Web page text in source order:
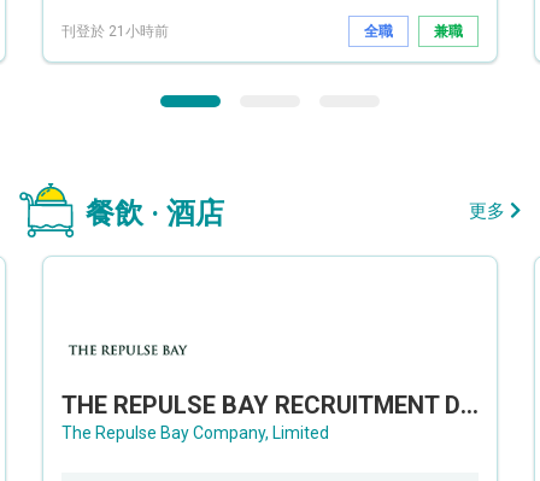
刊登於 21小時前 全職 兼職
餐飲 · 酒店 更多
THE REPULSE BAY RECRUITMENT DAY 淺水灣影灣園人才招聘會
The Repulse Bay Company, Limited